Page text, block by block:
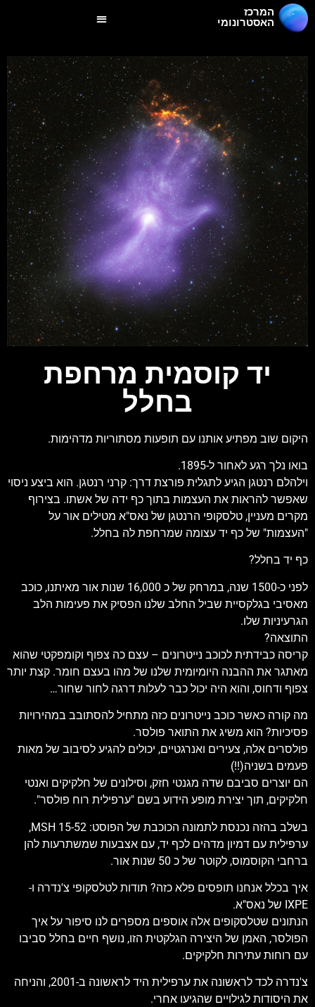
המרכז
האסטרונומי
יד קוסמית מרחפת
בחלל
היקום שוב מפתיע אותנו עם תופעות מסתוריות מדהימות.
בואו נלך רגע לאחור ל-1895.
וילהלם רנטגן הגיע לתגלית פורצת דרך: קרני רנטגן. הוא ביצע ניסוי
שאפשר להראות את העצמות בתוך כף ידה של אשתו. בצירוף
מקרים מעניין, טלסקופי הרנטגן של נאס"א מטילים אור על
"העצמות" של כף יד עצומה שמרחפת לה בחלל.
כף יד בחלל?
לפני כ-1500 שנה, במרחק של כ 16,000 שנות אור מאיתנו, כוכב
מאסיבי בגלקסיית שביל החלב שלנו הפסיק את פעימות הלב
הגרעיניות שלו.
התוצאה?
קריסה כבידתית לכוכב נייטרונים – עצם כה צפוף וקומפקטי שהוא
מאתגר את ההבנה היומיומית שלנו של מהו בעצם חומר. קצת יותר
צפוף ודחוס, והוא היה יכול כבר לעלות דרגה לחור שחור…
מה קורה כאשר כוכב נייטרונים כזה מתחיל להסתובב במהירויות
פסיכיות? הוא משיג את התואר פולסר.
פולסרים אלה, צעירים ואנרגטיים, יכולים להגיע לסיבוב של מאות
פעמים בשניה(!!)
הם יוצרים סביבם שדה מגנטי חזק, וסילונים של חלקיקים ואנטי
חלקיקים, תוך יצירת מופע הידוע בשם "ערפילית רוח פולסר".
בשלב בהזה נכנסת לתמונה הכוכבת של הפוסט: MSH 15-52,
ערפילית עם דמיון מדהים לכף יד, עם אצבעות שמשתרעות להן
ברחבי הקוסמוס, לקוטר של כ 50 שנות אור.
איך בכלל אנחנו תופסים פלא כזה? תודות לטלסקופי צ'נדרה ו-
IXPE של נאס"א.
הנתונים שטלסקופים אלה אוספים מספרים לנו סיפור על איך
הפולסר, האמן של היצירה הגלקטית הזו, נושף חיים בחלל סביבו
עם רוחות עתירות חלקיקים.
צ'נדרה לכד לראשונה את ערפילית היד לראשונה ב-2001, והניחה
את היסודות לגילויים שהגיעו אחרי.